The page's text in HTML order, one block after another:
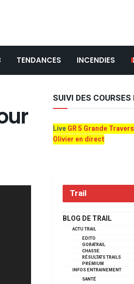
TENDANCES INCENDIES
SUIVI DES COURSES
LiveGR 5 Grande
Olivier en direct
Trail
BLOG DE TRAIL
ACTU TRAIL
EDITO
GORATRAIL
CHASSE
RÉSULTATS TRAILS
PREMIUM
INFOS ENTRAINEMENT
SANTÉ